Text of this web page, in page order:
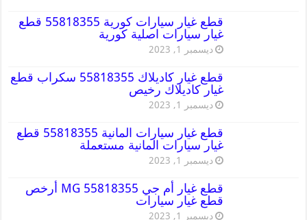
قطع غيار سيارات كورية 55818355 قطع
غيار سيارات اصلية كورية
ديسمبر 1, 2023
قطع غيار كاديلاك 55818355 سكراب قطع
غيار كاديلاك رخيص
ديسمبر 1, 2023
قطع غيار سيارات المانية 55818355 قطع
غيار سيارات المانية مستعملة
ديسمبر 1, 2023
قطع غيار أم جي MG 55818355 أرخص
قطع غيار سيارات
ديسمبر 1, 2023